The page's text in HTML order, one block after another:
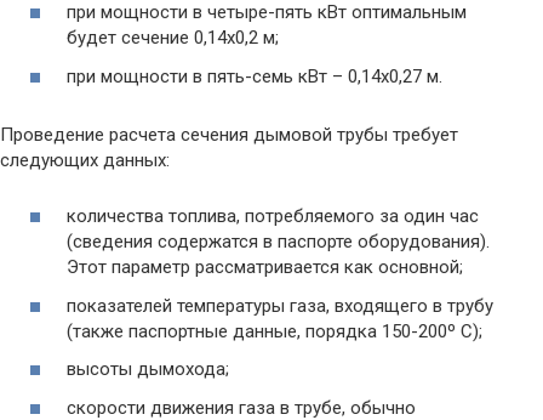
при мощности в четыре-пять кВт оптимальным
будет сечение 0,14х0,2 м;
при мощности в пять-семь кВт – 0,14х0,27 м.
Проведение расчета сечения дымовой трубы требует
следующих данных:
количества топлива, потребляемого за один час
(сведения содержатся в паспорте оборудования).
Этот параметр рассматривается как основной;
показателей температуры газа, входящего в трубу
(также паспортные данные, порядка 150-200º С);
высоты дымохода;
скорости движения газа в трубе, обычно